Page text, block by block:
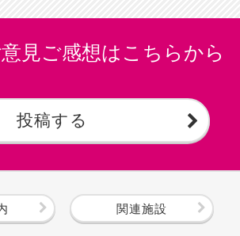
見ご感想はこちらから
投稿する
関連施設